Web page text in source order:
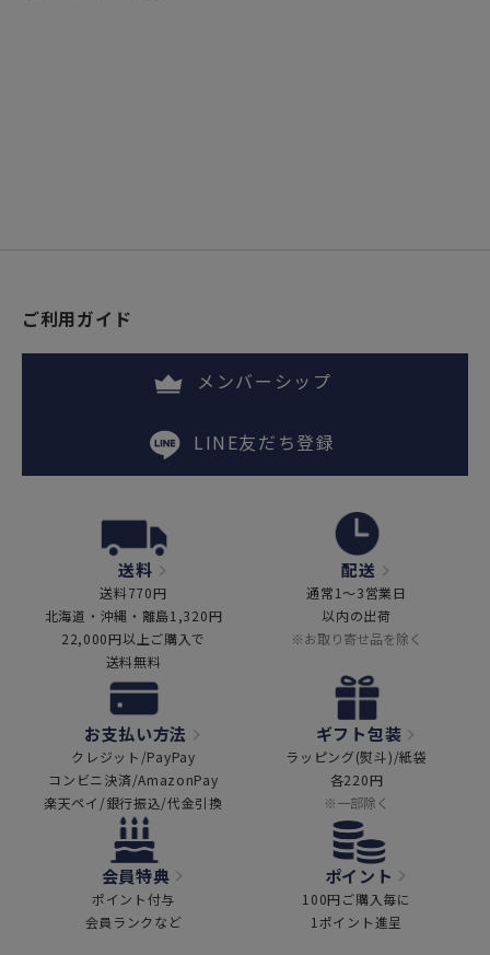
ご利用ガイド
メンバーシップ
LINE友だち登録
送料
送料770円
北海道・沖縄・離島1,320円
22,000円以上ご購入で
送料無料
配送
通常1～3営業日
以内の出荷
※お取り寄せ品を除く
お支払い方法
クレジット/PayPay
コンビニ決済/AmazonPay
楽天ペイ/銀行振込/代金引換
ギフト包装
ラッピング(熨斗)/紙袋
各220円
※一部除く
会員特典
ポイント付与
会員ランクなど
ポイント
100円ご購入毎に
1ポイント進呈